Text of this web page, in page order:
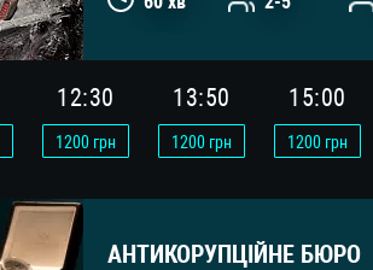
12:30
1200 грн
13:50
1200 грн
15:00
1200 грн
АНТИКОРУПЦІЙНЕ БЮРО